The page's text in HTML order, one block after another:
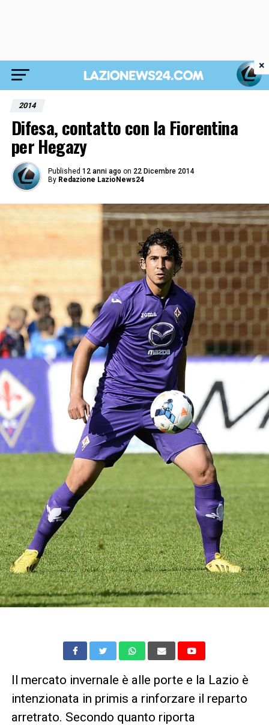
2014
Difesa, contatto con la Fiorentina
per Hegazy
Published 12 anni ago on 22 Dicembre 2014
By Redazione LazioNews24
Il mercato invernale è alle porte e la Lazio è
intenzionata in primis a rinforzare il reparto
arretrato. Secondo quanto riporta
×